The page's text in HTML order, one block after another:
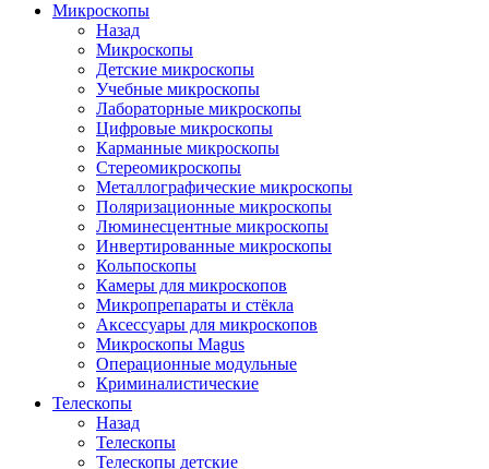
Микроскопы
Назад
Микроскопы
Детские микроскопы
Учебные микроскопы
Лабораторные микроскопы
Цифровые микроскопы
Карманные микроскопы
Стереомикроскопы
Металлографические микроскопы
Поляризационные микроскопы
Люминесцентные микроскопы
Инвертированные микроскопы
Кольпоскопы
Камеры для микроскопов
Микропрепараты и стёкла
Аксессуары для микроскопов
Микроскопы Magus
Операционные модульные
Криминалистические
Телескопы
Назад
Телескопы
Телескопы детские